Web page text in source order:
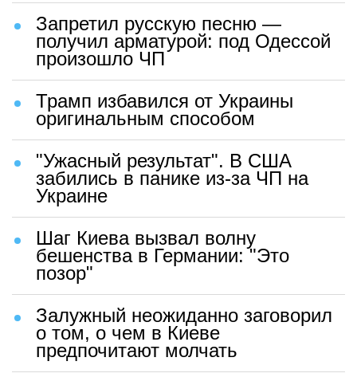
Запретил русскую песню —
получил арматурой: под Одессой
произошло ЧП
Трамп избавился от Украины
оригинальным способом
"Ужасный результат". В США
забились в панике из-за ЧП на
Украине
Шаг Киева вызвал волну
бешенства в Германии: "Это
позор"
Залужный неожиданно заговорил
о том, о чем в Киеве
предпочитают молчать